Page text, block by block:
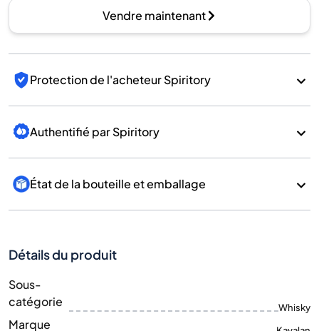
Vendre maintenant
Protection de l'acheteur Spiritory
Authentifié par Spiritory
État de la bouteille et emballage
Détails du produit
Sous-
catégorie
Whisky
Marque